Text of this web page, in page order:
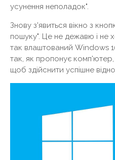
усунення неполадок".
Знову з'явиться вікно з
пошуку". Це не дежавю і не
так влаштований Windows
так, як пропонує комп'ютер,
щоб здійснити успішне